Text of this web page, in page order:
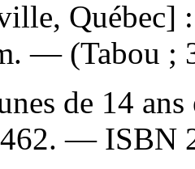
Québec]
— (Tabou ;
de 14
. — ISBN